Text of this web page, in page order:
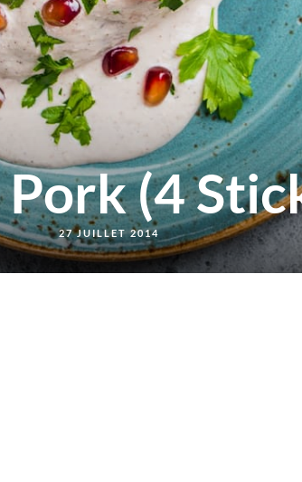
ŒNO-
EN LIGNE
& RÉFÉRENCES
(4
27 JUILLET 2014